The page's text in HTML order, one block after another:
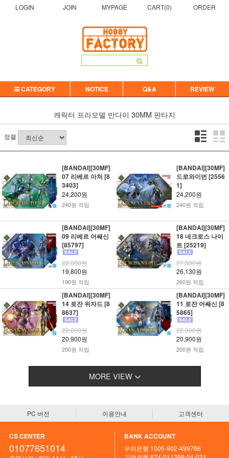
LOGIN JOIN MYPAGE CART(0) ORDER
CATEGORY NOTICE Q&A REVIEW
캐릭터 프라모델 반다이 30MM 판타지
정렬
[BANDAI][30MF]
07 리베르 아처 [8
3403]
24,200원
240원 적립
[BANDAI][30MF]
드로와이번 [2556
1]
24,200원
240원 적립
[BANDAI][30MF]
09 리베르 어쌔신
[85797]
22,000원
19,800원
190원 적립
[BANDAI][30MF]
18 네크로스 나이
트 [25219]
27,500원
26,130원
260원 적립
[BANDAI][30MF]
14 로잔 위자드 [8
8637]
22,000원
20,900원
200원 적립
[BANDAI][30MF]
11 로잔 어쌔신 [8
5865]
22,000원
20,900원
200원 적립
MORE VIEW
PC 버전 이용안내 고객센터
CS CENTER
01077651014
BANK ACCOUNT
우리은행 1005-902-499766